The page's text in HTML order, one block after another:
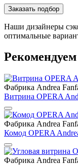
Заказать подбор
Наши дизайнеры
оптимальные
Фабрика Andrea
Витрина OPERA
Фабрика Andrea
Комод OPERA
Фабрика Andrea